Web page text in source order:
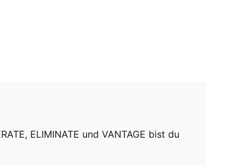
ELIMINATE und VANTAGE bist du